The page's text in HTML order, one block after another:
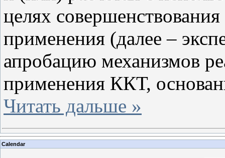
целях
применения (далее –
апробацию механизмов
применения ККТ,
Читать дальше »
Calendar